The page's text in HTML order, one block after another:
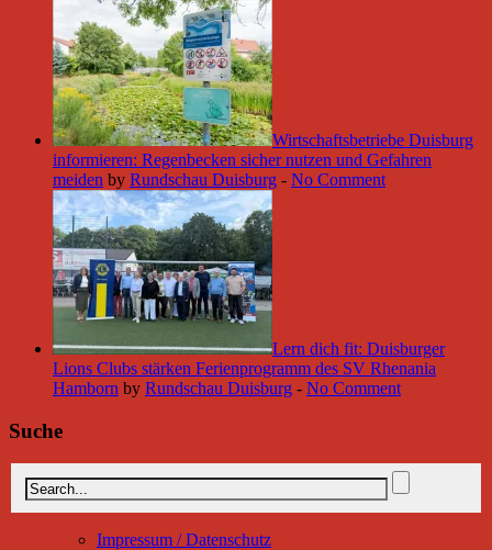
Wirtschaftsbetriebe Duisburg
informieren: Regenbecken sicher nutzen und Gefahren
meiden by Rundschau Duisburg - No Comment
Lern dich fit: Duisburger
Lions Clubs stärken Ferienprogramm des SV Rhenania
Hamborn by Rundschau Duisburg - No Comment
Suche
Impressum / Datenschutz